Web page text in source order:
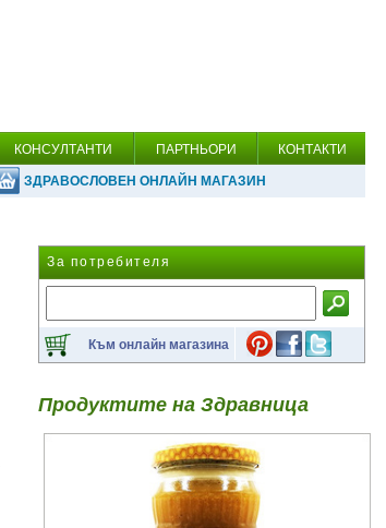
КОНСУЛТАНТИ ПАРТНЬОРИ КОНТАКТИ
ЗДРАВОСЛОВЕН ОНЛАЙН МАГАЗИН
За потребителя
Към онлайн магазина
Продуктите на Здравница